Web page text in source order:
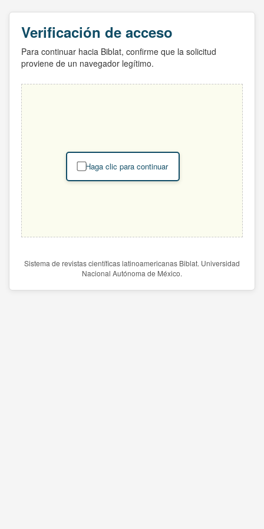
Verificación de acceso
Para continuar hacia Biblat, confirme que la solicitud
proviene de un navegador legítimo.
Haga clic para continuar
Sistema de revistas científicas latinoamericanas Biblat. Universidad
Nacional Autónoma de México.